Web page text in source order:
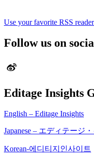
Use your favorite RSS
Follow us on
Editage Insights
English – Editage Insights
Japanese – エディテージ
Korean-에디티지인사이트